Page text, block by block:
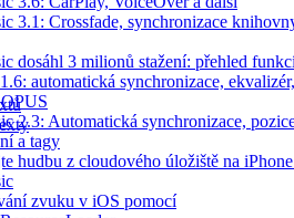
3.1: Crossfade, synchronizace
dosáhl 3 milionů stažení: přehled
automatická synchronizace, ekvalizér,
2.3: Automatická synchronizace,
a tagy
hudbu z cloudového úložiště na
zvuku v iOS pomocí